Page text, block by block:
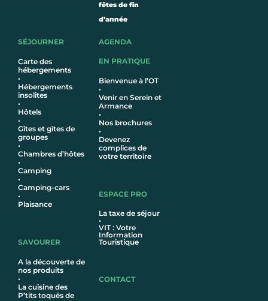
fêtes de fin
d’année
SÉJOURNER
Carte des
hébergements
•
Hébergements
insolites
•
Hôtels
•
Gîtes et gîtes de
groupes
•
Chambres d’hôtes
•
Camping
•
Camping-cars
•
Plaisance
SAVOURER
A la découverte de
nos produits
•
La cuisine des
P’tits toqués de
AGENDA
EN PRATIQUE
Bienvenue à l’OT
•
Venir en Serein et
Armance
•
Nos brochures
•
Devenez
complices de
votre territoire
ESPACE PRO
La taxe de séjour
•
VIT : Votre
Information
Touristique
CONTACT